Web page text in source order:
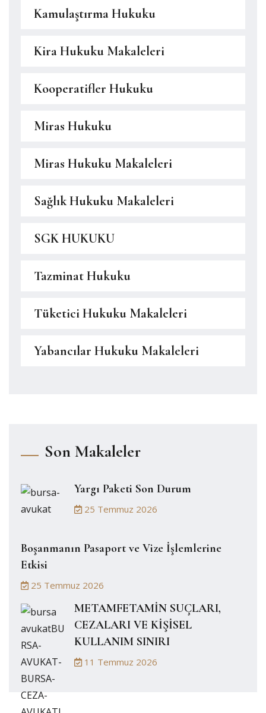
Kamulaştırma Hukuku
Kira Hukuku Makaleleri
Kooperatifler Hukuku
Miras Hukuku
Miras Hukuku Makaleleri
Sağlık Hukuku Makaleleri
SGK HUKUKU
Tazminat Hukuku
Tüketici Hukuku Makaleleri
Yabancılar Hukuku Makaleleri
Son Makaleler
Yargı Paketi Son Durum
25 Temmuz 2026
Boşanmanın Pasaport ve Vize İşlemlerine
Etkisi
25 Temmuz 2026
METAMFETAMİN SUÇLARI,
CEZALARI VE KİŞİSEL
KULLANIM SINIRI
11 Temmuz 2026